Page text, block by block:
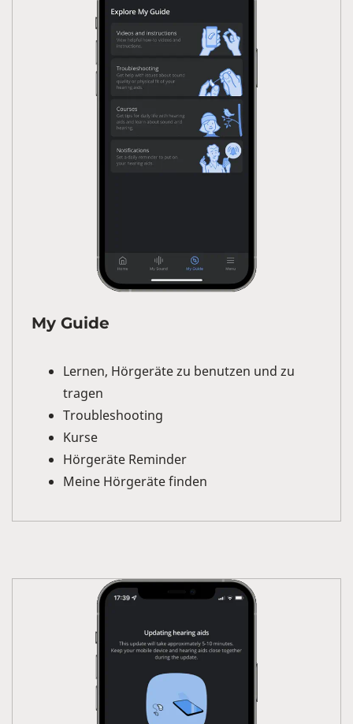
My Guide
Lernen, Hörgeräte zu benutzen und zu
tragen
Troubleshooting
Kurse
Hörgeräte Reminder
Meine Hörgeräte finden